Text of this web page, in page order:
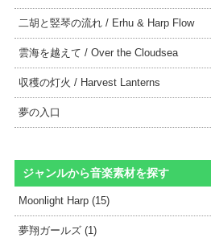
二胡と竪琴の流れ / Erhu & Harp Flow
雲海を越えて / Over the Cloudsea
収穫の灯火 / Harvest Lanterns
夢の入口
ジャンルから音楽素材を探す
Moonlight Harp (15)
夢翔ガールズ (1)